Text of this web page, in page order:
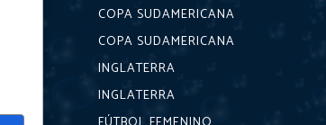
COPA SUDAMERICANA
COPA SUDAMERICANA
INGLATERRA
INGLATERRA